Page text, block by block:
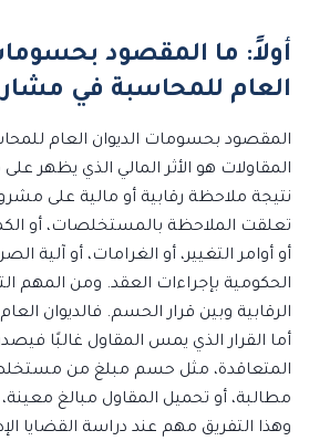
أولاً: ما المقصود
العام للمحاسبة في
المقصود بحسومات الديوان العام
المقاولات هو الأثر المالي الذي يظهر
نتيجة ملاحظة رقابية أو مالية على
تعلقت الملاحظة بالمستخلصات، أو
أو أوامر التغيير، أو الغرامات، أو آلية
الحكومية بإجراءات العقد. ومن المهم
الرقابية وبين قرار الحسم. فالديوان
أما القرار الذي يمس المقاول غالبًا
المتعاقدة، مثل حسم مبلغ من
مطالبة، أو تحميل المقاول مبالغ
وهذا التفريق مهم عند دراسة القضايا